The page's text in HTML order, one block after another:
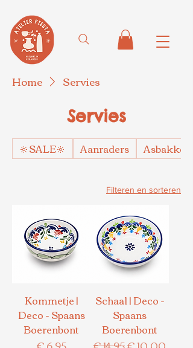
Home Servies
Servies
🔆SALE🔆 Aanraders Asbakken
Filteren en sorteren
Kommetje |
Deco - Spaans
Boerenbont
Schaal | Deco -
Spaans
Boerenbont